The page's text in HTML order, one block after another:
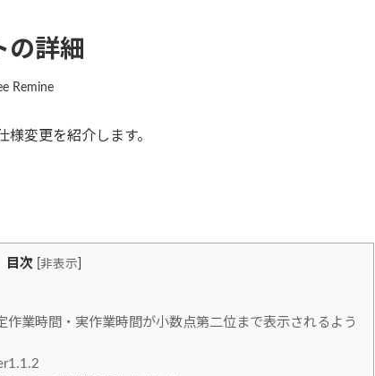
の詳細
Remine
変更を紹介します。
目次 非表示
作業時間・実作業時間が小数点第二位まで表示されるよう